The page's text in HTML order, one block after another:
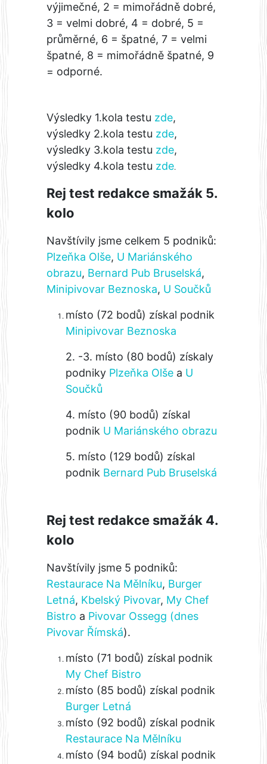
výjimečné, 2 = mimořádně dobré,
3 = velmi dobré, 4 = dobré, 5 =
průměrné, 6 = špatné, 7 = velmi
špatné, 8 = mimořádně špatné, 9
= odporné.
Výsledky 1.kola testu zde,
výsledky 2.kola testu zde,
výsledky 3.kola testu zde,
výsledky 4.kola testu zde.
Rej test redakce smažák 5.
kolo
Navštívily jsme celkem 5 podniků:
Plzeňka Olše, U Mariánského
obrazu, Bernard Pub Bruselská,
Minipivovar Beznoska, U Součků
místo (72 bodů) získal podnik
Minipivovar Beznoska
2. -3. místo (80 bodů) získaly
podniky Plzeňka Olše a U
Součků
4. místo (90 bodů) získal
podnik U Mariánského obrazu
5. místo (129 bodů) získal
podnik Bernard Pub Bruselská
Rej test redakce smažák 4.
kolo
Navštívily jsme 5 podniků:
Restaurace Na Mělníku, Burger
Letná, Kbelský Pivovar, My Chef
Bistro a Pivovar Ossegg (dnes
Pivovar Římská).
místo (71 bodů) získal podnik
My Chef Bistro
místo (85 bodů) získal podnik
Burger Letná
místo (92 bodů) získal podnik
Restaurace Na Mělníku
místo (94 bodů) získal podnik